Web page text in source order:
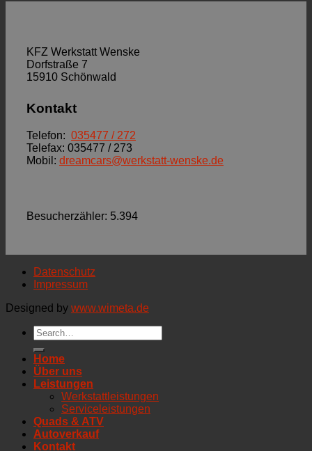
KFZ Werkstatt Wenske
Dorfstraße 7
15910 Schönwald
Kontakt
Telefon: 035477 / 272
Telefax: 035477 / 273
Mobil: dreamcars@werkstatt-wenske.de
Besucherzähler: 5.394
Datenschutz
Impressum
Designed by www.wimeta.de
Home
Über uns
Leistungen
Werkstattleistungen
Serviceleistungen
Quads & ATV
Autoverkauf
Kontakt